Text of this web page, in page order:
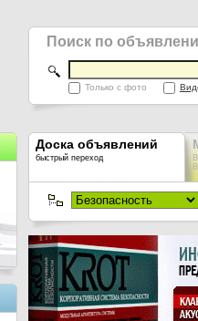
Поиск по
Только с фото
Доска объявлений
быстрый переход